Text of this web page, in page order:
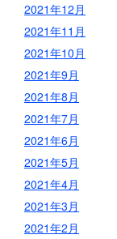
2021年12月
2021年11月
2021年10月
2021年9月
2021年8月
2021年7月
2021年6月
2021年5月
2021年4月
2021年3月
2021年2月